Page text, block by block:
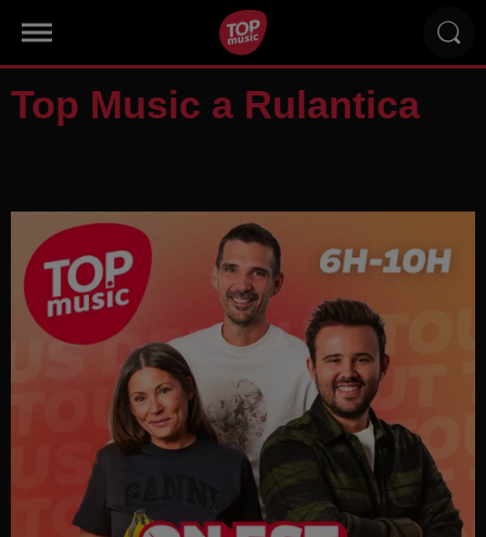
Top Music a Rulantica